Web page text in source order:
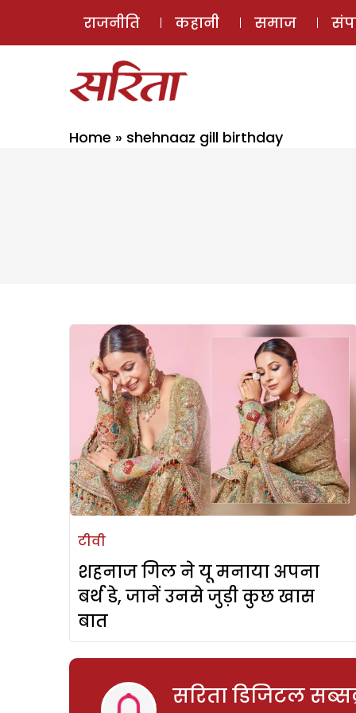
राजनीति कहानी समाज
Home » shehnaaz gill birthday
टीवी
शहनाज गिल ने यू मनाया अपना
बर्थ डे, जानें उनसे जुड़ी कुछ खास
बात
सरिता डिजिटल